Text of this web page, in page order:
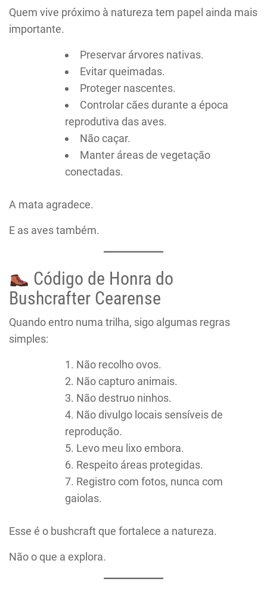
Quem vive próximo à natureza tem papel ainda mais
importante.
Preservar árvores nativas.
Evitar queimadas.
Proteger nascentes.
Controlar cães durante a época
reprodutiva das aves.
Não caçar.
Manter áreas de vegetação
conectadas.
A mata agradece.
E as aves também.
Código de Honra do
Bushcrafter Cearense
Quando entro numa trilha, sigo algumas regras
simples:
Não recolho ovos.
Não capturo animais.
Não destruo ninhos.
Não divulgo locais sensíveis de
reprodução.
Levo meu lixo embora.
Respeito áreas protegidas.
Registro com fotos, nunca com
gaiolas.
Esse é o bushcraft que fortalece a natureza.
Não o que a explora.